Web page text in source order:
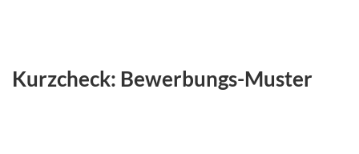
Kurzcheck: Bewerbungs-Muster